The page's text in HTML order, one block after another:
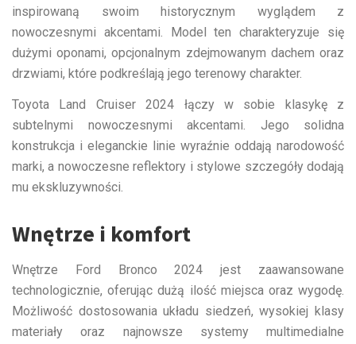
inspirowaną swoim historycznym wyglądem z
nowoczesnymi akcentami. Model ten charakteryzuje się
dużymi oponami, opcjonalnym zdejmowanym dachem oraz
drzwiami, które podkreślają jego terenowy charakter.
Toyota Land Cruiser 2024 łączy w sobie klasykę z
subtelnymi nowoczesnymi akcentami. Jego solidna
konstrukcja i eleganckie linie wyraźnie oddają narodowość
marki, a nowoczesne reflektory i stylowe szczegóły dodają
mu ekskluzywności.
Wnętrze i komfort
Wnętrze Ford Bronco 2024 jest zaawansowane
technologicznie, oferując dużą ilość miejsca oraz wygodę.
Możliwość dostosowania układu siedzeń, wysokiej klasy
materiały oraz najnowsze systemy multimedialne